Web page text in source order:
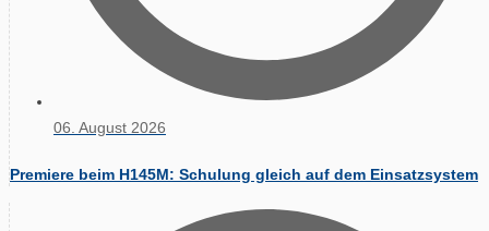
06. August 2026
Premiere beim H145M: Schulung gleich auf dem Einsatzsystem